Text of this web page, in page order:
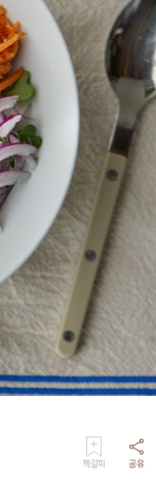
책갈피 공유